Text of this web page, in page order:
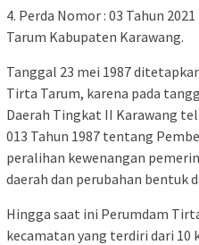
4. Perda Nomor : 03 Tahun
Tarum Kabupaten Karawang.
Tanggal 23 mei 1987
Tirta Tarum, karena pada
Daerah Tingkat II Karawang
013 Tahun 1987 tentang
peralihan kewenangan
daerah dan perubahan bentuk
Hingga saat ini Perumdam
kecamatan yang terdiri dari 10